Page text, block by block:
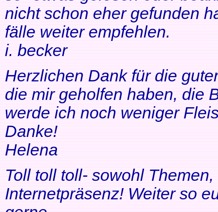
nicht schon eher gefunden
fälle weiter empfehlen.
i. becker
Herzlichen Dank für die
die mir geholfen haben, die
werde ich noch weniger
Danke!
Helena
Toll toll toll- sowohl
Internetpräsenz! Weiter so